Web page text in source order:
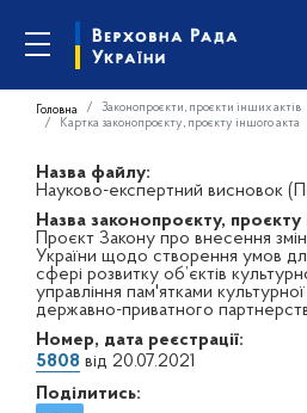
Головна Законопроєкти, проєкти інших актів
Картка законопроєкту, проєкту іншого акта
Назва файлу:
Науково-експертний висновок
Назва законопроєкту, проєкту
Проєкт Закону про внесення
України щодо створення умов для
сфері розвитку об’єктів
управління пам'ятками
державно-приватного
Номер, дата реєстрації:
5808 від 20.07.2021
Поділитись: